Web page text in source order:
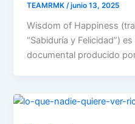
TEAMRMK/junio 13, 2025
Wisdom of Happiness
“Sabiduría y Felicidad”)
documental producido